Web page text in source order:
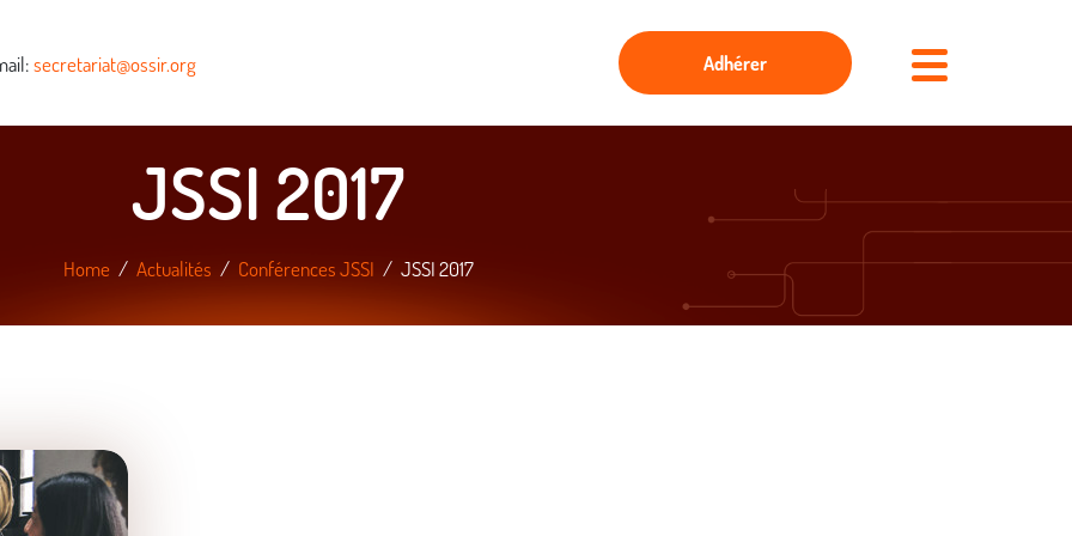
secretariat@ossir.org Adhérer
JSSI 2017
Home Actualités Conférences JSSI JSSI 2017